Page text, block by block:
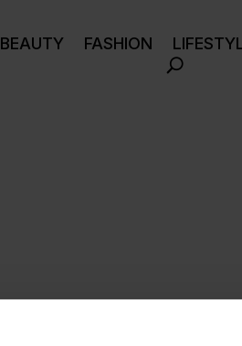
BEAUTY FASHION